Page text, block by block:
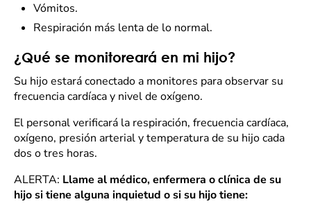
Vómitos.
Respiración más lenta de lo normal.
¿Qué se monitoreará en mi hijo?
Su hijo estará conectado a monitores para observar su
frecuencia cardíaca y nivel de oxígeno.
El personal verificará la respiración, frecuencia cardíaca,
oxígeno, presión arterial y temperatura de su hijo cada
dos o tres horas.
ALERTA: Llame al médico, enfermera o clínica de su
hijo si tiene alguna inquietud o si su hijo tiene: